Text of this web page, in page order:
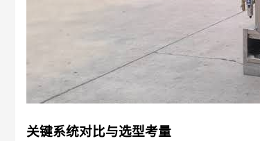
关键系统对比与选型考量